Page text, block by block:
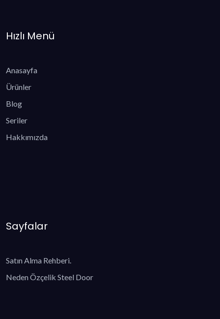
Hızlı Menü
Anasayfa
Ürünler
Blog
Seriler
Hakkımızda
Sayfalar
Satın Alma Rehberi.
Neden Özçelik Steel Door